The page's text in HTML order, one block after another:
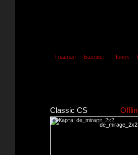
Главная Банлист Поиск
Classic CS
de_mirage_2x2